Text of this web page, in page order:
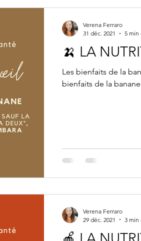
🍌 LA
Les bienfaits de la
bienfaits de la
Verena Ferraro
31 déc. 2021
5 min
Verena Ferraro
29 déc. 2021
3 min